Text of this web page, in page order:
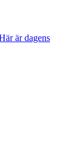
är dagens